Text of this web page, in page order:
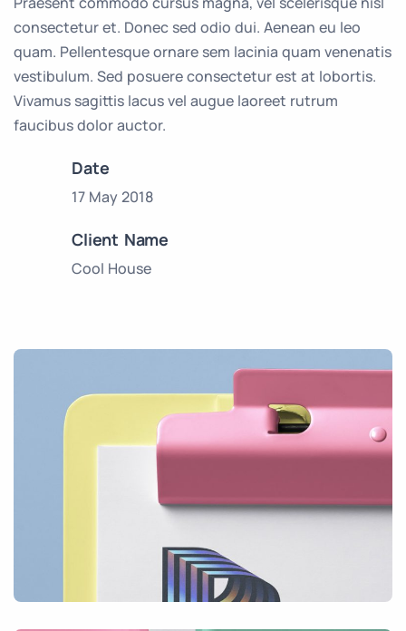
consectetur et. Donec sed odio dui. Aenean eu leo
quam. Pellentesque ornare sem lacinia quam venenatis
vestibulum. Sed posuere consectetur est at lobortis.
Vivamus sagittis lacus vel augue laoreet rutrum
faucibus dolor auctor.
Date
17 May 2018
Client Name
Cool House